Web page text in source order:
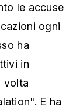
le accuse
ogni
ha
in
volta
E ha